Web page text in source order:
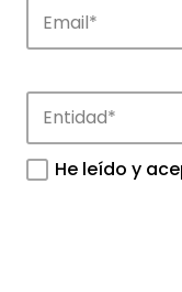
Noticias
Conoce las
APTE y sus
tecnológicos.
He leído y